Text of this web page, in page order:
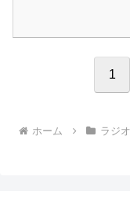
1
ホーム ラジ